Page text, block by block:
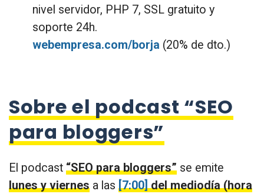
nivel servidor, PHP 7, SSL gratuito y
soporte 24h.
webempresa.com/borja (20% de dto.)
Sobre el podcast “SEO
para bloggers”
El podcast “SEO para bloggers” se emite
lunes y viernes a las [7:00]del mediodía (hora